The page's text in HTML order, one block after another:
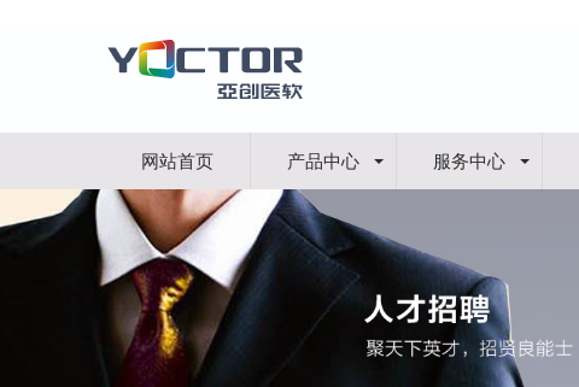
网站首页 产品中心 服务中心